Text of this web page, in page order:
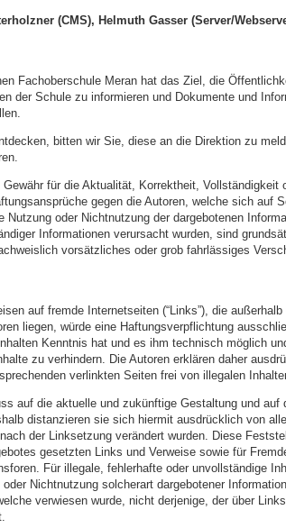
(CMS), Helmuth Gasser (Server/
Fachoberschule Meran hat das Ziel, die
der Schule zu informieren und Dokumente und
bitten wir Sie, diese an die Direktion zu
Gewähr für die Aktualität, Korrektheit, Vollständigkeit
gegen die Autoren, welche sich auf
Nutzung oder Nichtnutzung der dargebotenen
Informationen verursacht wurden, sind
vorsätzliches oder grob fahrlässiges
auf fremde Internetseiten (“Links”), die außerhalb
liegen, würde eine Haftungsverpflichtung
Kenntnis hat und es ihm technisch möglich
zu verhindern. Die Autoren erklären daher
verlinkten Seiten frei von illegalen
auf die aktuelle und zukünftige Gestaltung und auf
distanzieren sie sich hiermit ausdrücklich von
der Linksetzung verändert wurden. Diese
gesetzten Links und Verweise sowie für
Für illegale, fehlerhafte oder unvollständige
Nichtnutzung solcherart dargebotener
verwiesen wurde, nicht derjenige, der über